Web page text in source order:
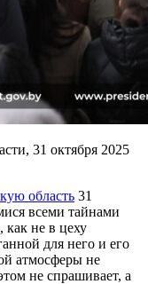
31 октября 2025
область 31
всеми тайнами
как не в цеху
для него и его
атмосферы не
не спрашивает, а